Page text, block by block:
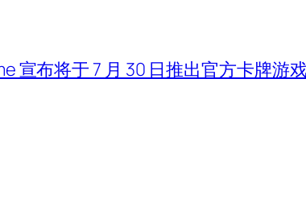
宣布将于 7 月 30 日推出官方卡牌游